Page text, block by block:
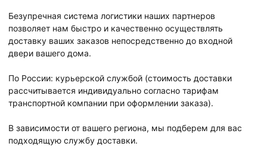
Безупречная система логистики наших партнеров
позволяет нам быстро и качественно осуществлять
доставку ваших заказов непосредственно до входной
двери вашего дома.
По России: курьерской службой (стоимость доставки
рассчитывается индивидуально согласно тарифам
транспортной компании при оформлении заказа).
В зависимости от вашего региона, мы подберем для вас
подходящую службу доставки.